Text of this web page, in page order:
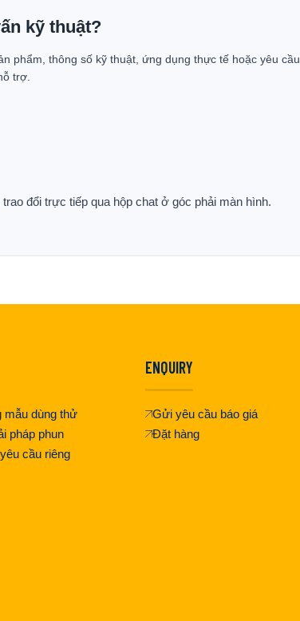
kỹ thuật?
phẩm, thông số kỹ thuật, ứng dụng thực tế hoặc yêu cầu
trợ.
trao đổi trực tiếp qua hộp chat ở góc phải màn hình.
mẫu dùng thử
pháp phun
cầu riêng
ENQUIRY
Gửi yêu cầu báo giá
Đặt hàng